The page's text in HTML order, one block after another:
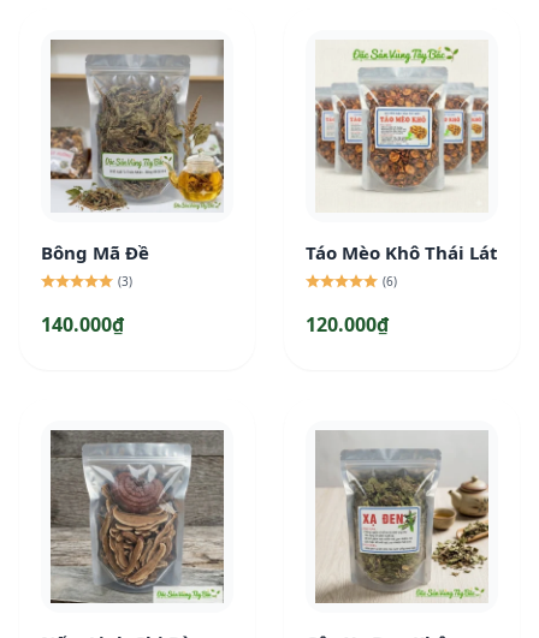
Bông Mã Đề
(3)
140.000₫
Táo Mèo Khô Thái Lát
(6)
120.000₫